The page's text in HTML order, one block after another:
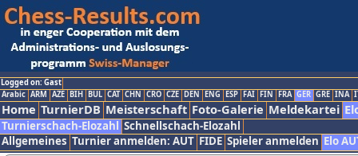
Logged on: Gast
Arabic ARM AZE BIH BUL CAT CHN CRO CZE DEN ENG ESP FAI FIN FRA GER GRE INA
Home TurnierDB Meisterschaft Foto-Galerie Meldekartei
Turnierschach-Elozahl Schnellschach-Elozahl
Allgemeines Turnier anmelden: AUT FIDE Spieler anmelden Elo